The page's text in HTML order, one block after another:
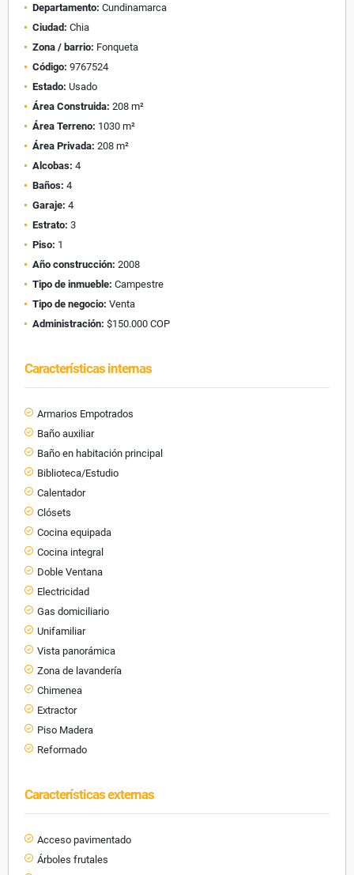
Departamento: Cundinamarca
Ciudad: Chia
Zona / barrio: Fonqueta
Código: 9767524
Estado: Usado
Área Construida: 208 m²
Área Terreno: 1030 m²
Área Privada: 208 m²
Alcobas: 4
Baños: 4
Garaje: 4
Estrato: 3
Piso: 1
Año construcción: 2008
Tipo de inmueble: Campestre
Tipo de negocio: Venta
Administración: $150.000 COP
Características internas
Armarios Empotrados
Baño auxiliar
Baño en habitación principal
Biblioteca/Estudio
Calentador
Clósets
Cocina equipada
Cocina integral
Doble Ventana
Electricidad
Gas domiciliario
Unifamiliar
Vista panorámica
Zona de lavandería
Chimenea
Extractor
Piso Madera
Reformado
Características externas
Acceso pavimentado
Árboles frutales